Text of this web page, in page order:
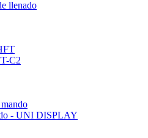
llenado
C2
- UNI DISPLAY